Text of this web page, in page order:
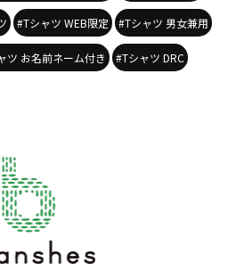
#Tシャツ WEB限定 #Tシャツ 男女兼用
ツ お名前ネーム付き #Tシャツ DRC